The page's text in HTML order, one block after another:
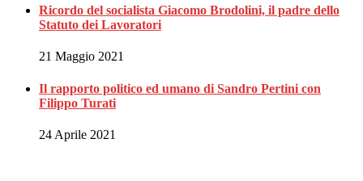
Ricordo del socialista Giacomo Brodolini, il padre dello
Statuto dei Lavoratori
21 Maggio 2021
Il rapporto politico ed umano di Sandro Pertini con
Filippo Turati
24 Aprile 2021